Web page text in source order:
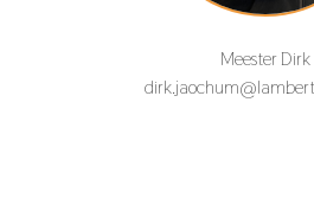
Meester Dirk